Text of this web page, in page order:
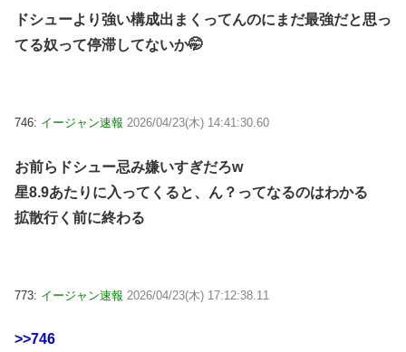
ドシューより強い構成出まくってんのにまだ最強だと思っ
てる奴って停滞してないか🤭
746: イージャン速報 2026/04/23(木) 14:41:30.60
お前らドシュー忌み嫌いすぎだろw
星8.9あたりに入ってくると、ん？ってなるのはわかる
拡散行く前に終わる
773: イージャン速報 2026/04/23(木) 17:12:38.11
>>746